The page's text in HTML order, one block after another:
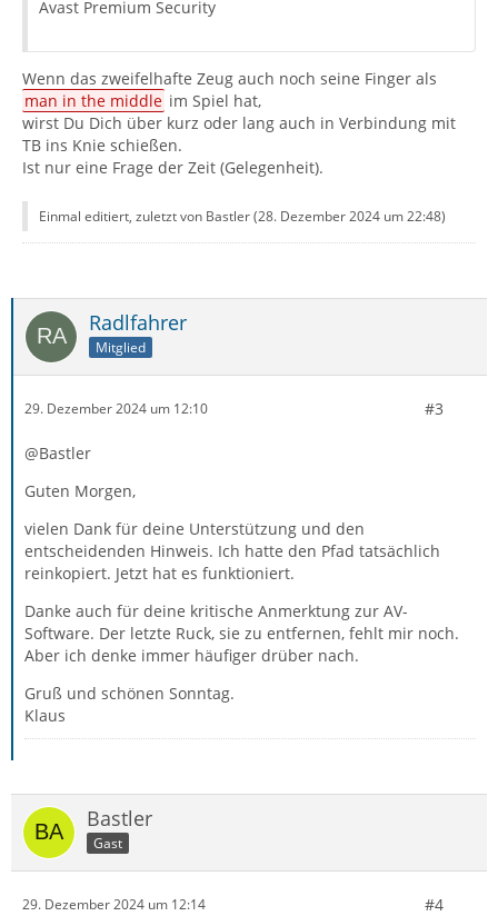
Avast Premium Security
Wenn das zweifelhafte Zeug auch noch seine Finger als
man in the middle im Spiel hat,
wirst Du Dich über kurz oder lang auch in Verbindung mit
TB ins Knie schießen.
Ist nur eine Frage der Zeit (Gelegenheit).
Einmal editiert, zuletzt von Bastler (28. Dezember 2024 um 22:48)
Radlfahrer
Mitglied
29. Dezember 2024 um 12:10 #3
@Bastler
Guten Morgen,
vielen Dank für deine Unterstützung und den
entscheidenden Hinweis. Ich hatte den Pfad tatsächlich
reinkopiert. Jetzt hat es funktioniert.
Danke auch für deine kritische Anmerktung zur AV-
Software. Der letzte Ruck, sie zu entfernen, fehlt mir noch.
Aber ich denke immer häufiger drüber nach.
Gruß und schönen Sonntag.
Klaus
Bastler
Gast
29. Dezember 2024 um 12:14 #4